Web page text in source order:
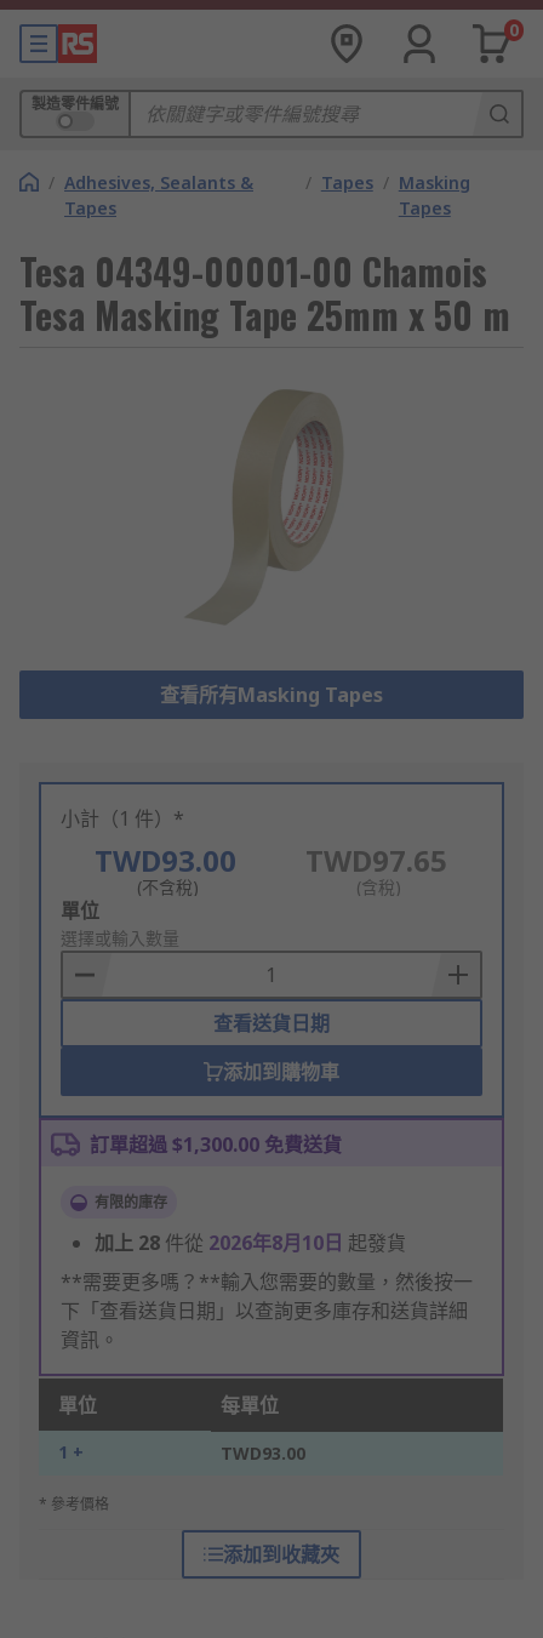
0
製造零件編號
/ Adhesives, Sealants &
Tapes
/ Tapes / Masking
Tapes
Tesa 04349-00001-00 Chamois
Tesa Masking Tape 25mm x 50 m
查看所有Masking Tapes
小計（1 件）*
TWD93.00
(不含稅)
TWD97.65
(含稅)
Add
to
Basket
單位
選擇或輸入數量
查看送貨日期
添加到購物車
訂單超過 $1,300.00 免費送貨
有限的庫存
加上 28 件從 2026年8月10日 起發貨
**需要更多嗎？**輸入您需要的數量，然後按一
下「查看送貨日期」以查詢更多庫存和送貨詳細
資訊。
單位 每單位
1 + TWD93.00
* 參考價格
添加到收藏夾